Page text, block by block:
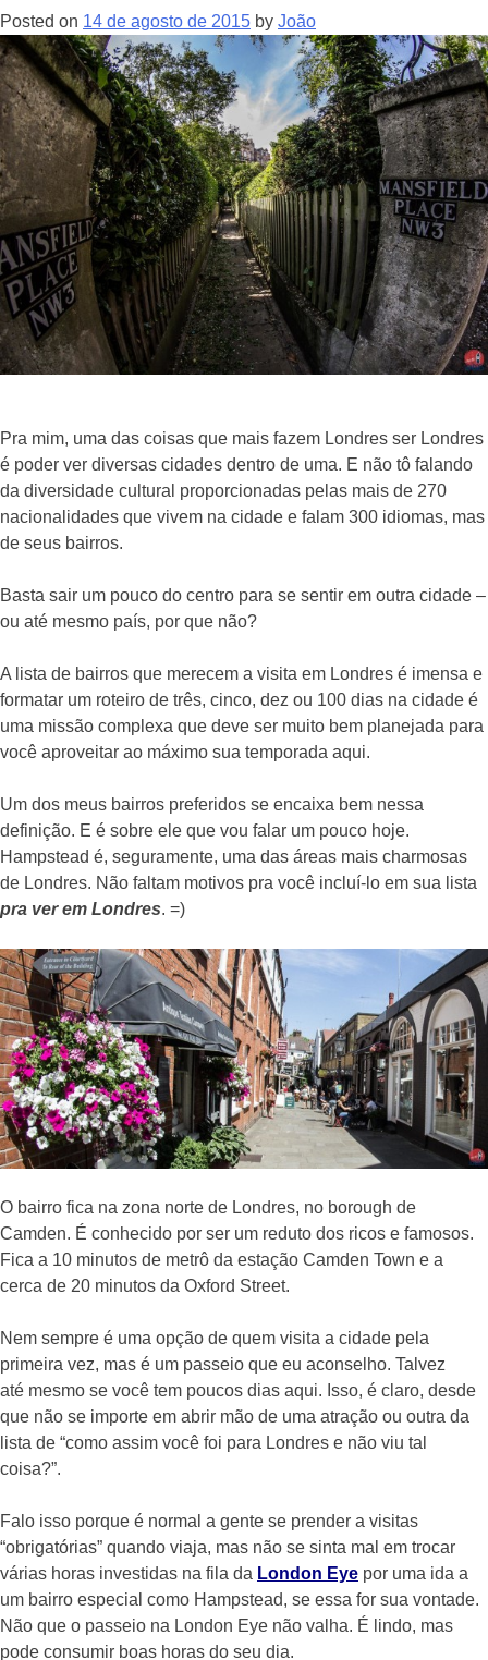
Posted on 14 de agosto de 2015 by João
Pra mim, uma das coisas que mais fazem Londres ser Londres
é poder ver diversas cidades dentro de uma. E não tô falando
da diversidade cultural proporcionadas pelas mais de 270
nacionalidades que vivem na cidade e falam 300 idiomas, mas
de seus bairros.
Basta sair um pouco do centro para se sentir em outra cidade –
ou até mesmo país, por que não?
A lista de bairros que merecem a visita em Londres é imensa e
formatar um roteiro de três, cinco, dez ou 100 dias na cidade é
uma missão complexa que deve ser muito bem planejada para
você aproveitar ao máximo sua temporada aqui.
Um dos meus bairros preferidos se encaixa bem nessa
definição. E é sobre ele que vou falar um pouco hoje.
Hampstead é, seguramente, uma das áreas mais charmosas
de Londres. Não faltam motivos pra você incluí-lo em sua lista
pra ver em Londres. =)
O bairro fica na zona norte de Londres, no borough de
Camden. É conhecido por ser um reduto dos ricos e famosos.
Fica a 10 minutos de metrô da estação Camden Town e a
cerca de 20 minutos da Oxford Street.
Nem sempre é uma opção de quem visita a cidade pela
primeira vez, mas é um passeio que eu aconselho. Talvez
até mesmo se você tem poucos dias aqui. Isso, é claro, desde
que não se importe em abrir mão de uma atração ou outra da
lista de “como assim você foi para Londres e não viu tal
coisa?”.
Falo isso porque é normal a gente se prender a visitas
“obrigatórias” quando viaja, mas não se sinta mal em trocar
várias horas investidas na fila da London Eye por uma ida a
um bairro especial como Hampstead, se essa for sua vontade.
Não que o passeio na London Eye não valha. É lindo, mas
pode consumir boas horas do seu dia.